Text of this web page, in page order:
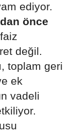
ediyor.
önce
değil.
toplam geri
ek
vadeli